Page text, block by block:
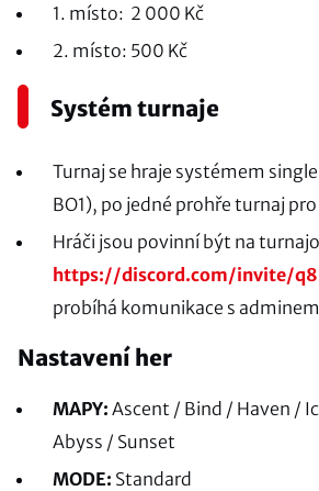
1. místo: 2 000 Kč
2. místo: 500 Kč
Systém turnaje
Turnaj se hraje systémem
BO1), po jedné prohře turnaj
Hráči jsou povinní být na
https://discord.com/invite/
probíhá komunikace s
Nastavení her
MAPY: Ascent / Bind / Haven /
Abyss / Sunset
MODE: Standard